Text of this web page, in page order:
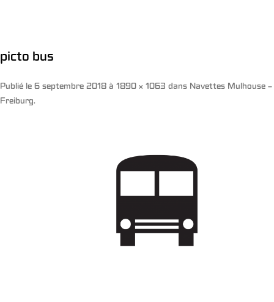
picto bus
Publié le 6 septembre 2018 à 1890 × 1063 dans Navettes Mulhouse –
Freiburg.